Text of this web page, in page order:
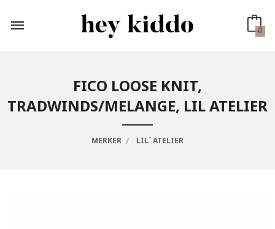
innholdet
0
FICO LOOSE KNIT,
TRADWINDS/MELANGE, LIL ATELIER
MERKER LIL´ ATELIER